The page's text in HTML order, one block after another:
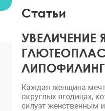
Статьи
УВЕЛИЧЕНИЕ
Каждая женщина
округлых ягодицах,
силуэт женственным